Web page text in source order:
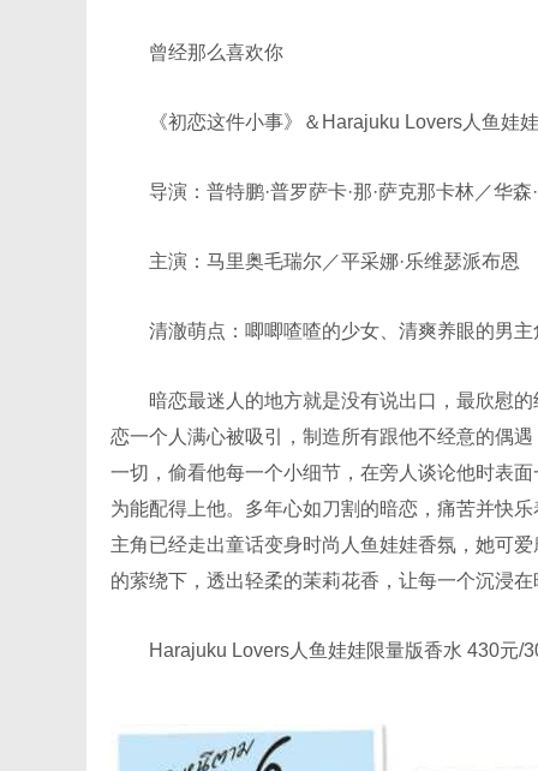
曾经那么喜欢你
《初恋这件小事》＆Harajuku Lovers人鱼娃娃
导演：普特鹏·普罗萨卡·那·萨克那卡林／华森
主演：马里奥毛瑞尔／平采娜·乐维瑟派布恩
清澈萌点：唧唧喳喳的少女、清爽养眼的男主
暗恋最迷人的地方就是没有说出口，最欣慰的
恋一个人满心被吸引，制造所有跟他不经意的偶
一切，偷看他每一个小细节，在旁人谈论他时表
为能配得上他。多年心如刀割的暗恋，痛苦并快
主角已经走出童话变身时尚人鱼娃娃香氛，她可
的萦绕下，透出轻柔的茉莉花香，让每一个沉浸
Harajuku Lovers人鱼娃娃限量版香水 430元/